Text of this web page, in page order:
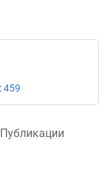
459
Публикации